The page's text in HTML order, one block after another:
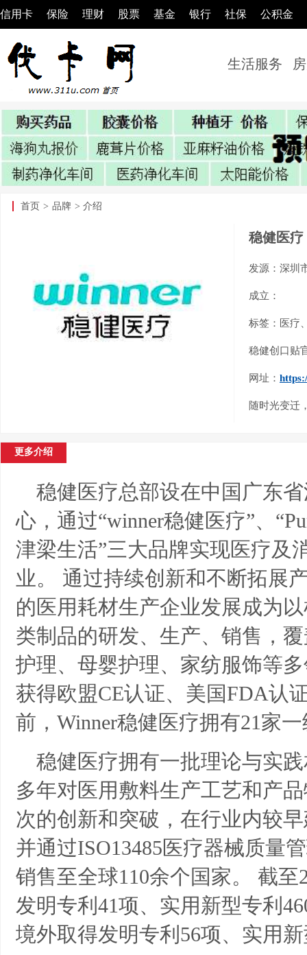
信用卡 保险 理财 股票 基金 银行 社保 公积金
生活服务
首页 > 品牌 > 介绍
稳健医
发源：深圳
成立：
标签：医疗
稳健创口贴
网址：
随时光变迁
更多介绍
稳健医疗总部设在中国广东
心，通过“winner稳健医疗”、
津梁生活”三大品牌实现医疗及
业。 通过持续创新和不断拓展
的医用耗材生产企业发展成为
类制品的研发、生产、销售，
护理、母婴护理、家纺服饰等
获得欧盟CE认证、美国FDA认
前，Winner稳健医疗拥有21家
稳健医疗拥有一批理论与实
多年对医用敷料生产工艺和产
次的创新和突破，在行业内较
并通过ISO13485医疗器械质量
销售至全球110余个国家。 截至
发明专利41项、实用新型专利
境外取得发明专利56项、实用